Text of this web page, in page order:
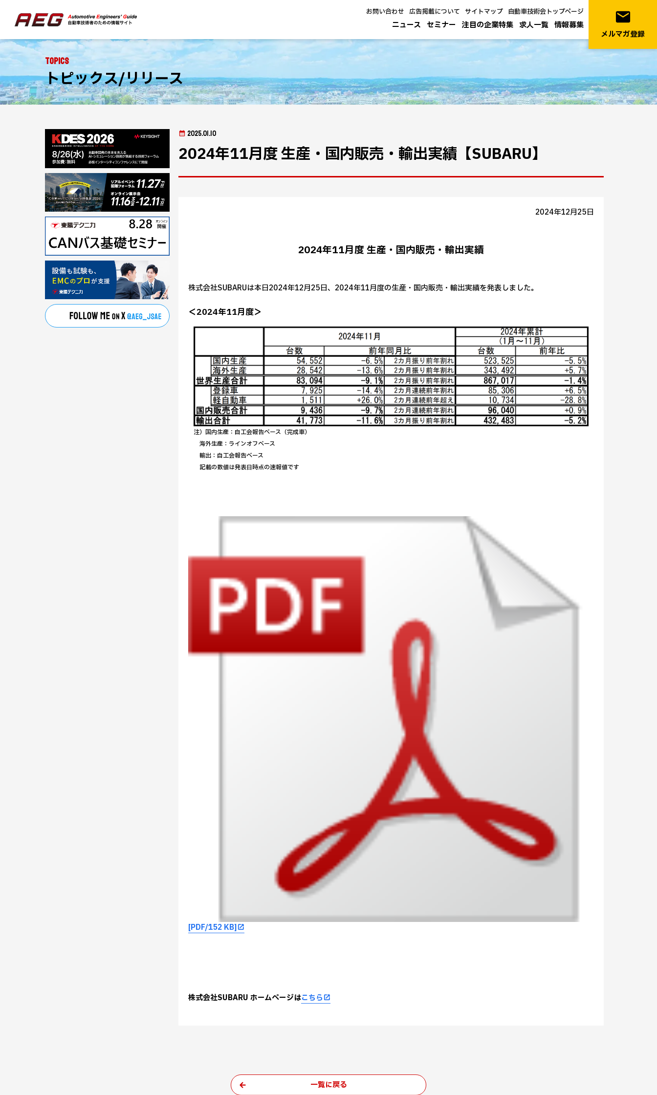
ニュース セミナー 注目の企業特集 求人一覧 情報募集
お問い合わせ 広告掲載について サイトマップ 自動車技術会トップページ email
メルマガ登録
Topics
トピックス/リリース
2025.01.10
2024年11月度 生産・国内販売・輸出実績【SUBARU】
2024年12月25日
2024年11月度 生産・国内販売・輸出実績
株式会社SUBARUは本日2024年12月25日、2024年11月度の生産・国内販売・輸出実績を発表しました。
＜2024年11月度＞
注）国内生産：自工会報告ベース（完成車）
海外生産：ラインオフベース
輸出：自工会報告ベース
記載の数値は発表日時点の速報値です
[PDF/152 KB]
株式会社SUBARU ホームページはこちら
一覧に戻る